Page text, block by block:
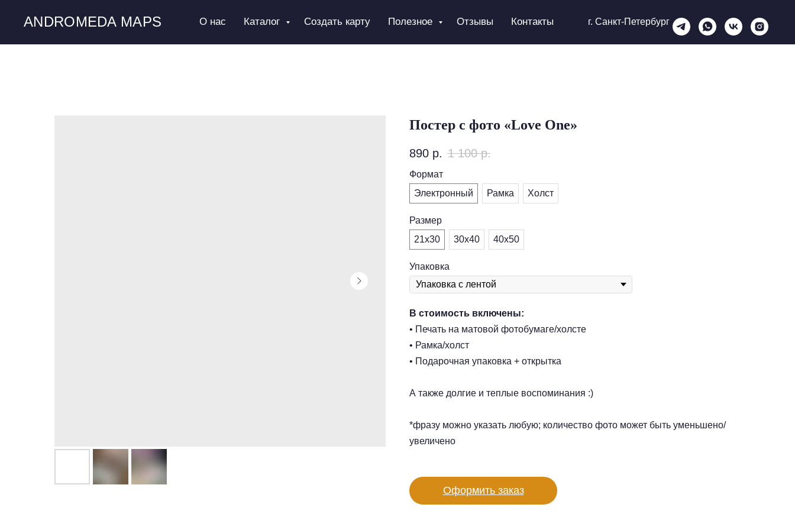
ANDROMEDA MAPS О нас Каталог Создать карту Полезное Отзывы Контакты г. Санкт-Петербург
Постер с фото «Love One»
890 р. 1 100 р.
Формат
Электронный
Рамка Холст
Размер
21х30
30х40 40х50
Упаковка
В стоимость включены:
• Печать на матовой фотобумаге/холсте
• Рамка/холст
• Подарочная упаковка + открытка
А также долгие и теплые воспоминания :)
*фразу можно указать любую; количество фото может быть уменьшено/
увеличено
Оформить заказ